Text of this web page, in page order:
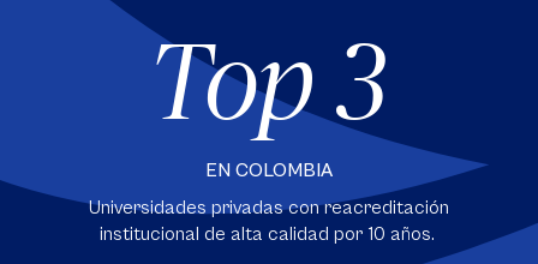
Top 3
EN COLOMBIA
Universidades privadas con reacreditación
institucional de alta calidad por 10 años.